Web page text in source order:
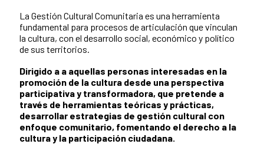
La Gestión Cultural Comunitaria es una herramienta
fundamental para procesos de articulación que vinculan
la cultura, con el desarrollo social, económico y político
de sus territorios.
Dirigido a a aquellas personas interesadas en la
promoción de la cultura desde una perspectiva
participativa y transformadora, que pretende a
través de herramientas teóricas y prácticas,
desarrollar estrategias de gestión cultural con
enfoque comunitario, fomentando el derecho a la
cultura y la participación ciudadana.